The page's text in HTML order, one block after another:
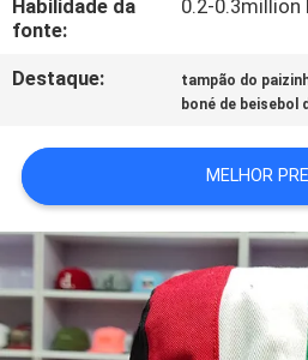
NOS
NOTÍCIA
CASOS
MAPA
DO
SITE
Habilidade da
fonte:
0.2-0.3million
Destaque: tampão do
boné de beisebol
MELHOR